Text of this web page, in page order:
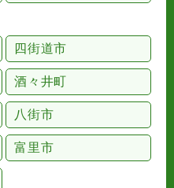
四街道市
酒々井町
八街市
富里市